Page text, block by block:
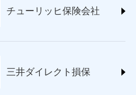
)
)
式会社
チューリッヒ保険会社
三井ダイレクト損保